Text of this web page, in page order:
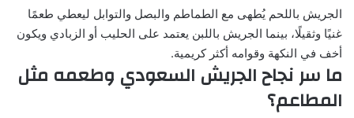
الجريش باللحم يُطهى مع الطماطم والبصل والتوابل ليعطي طعمًا
غنيًا وثقيلًا، بينما الجريش باللبن يعتمد على الحليب أو الزبادي ويكون
أخف في النكهة وقوامه أكثر كريمية.
ما سر نجاح الجريش السعودي وطعمه مثل
المطاعم؟